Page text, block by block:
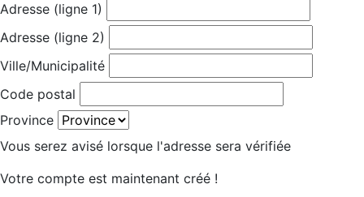
Adresse (ligne 1)
Adresse (ligne 2)
Ville/Municipalité
Code postal
Province
Vous serez avisé lorsque l'adresse sera vérifiée
Votre compte est maintenant créé !